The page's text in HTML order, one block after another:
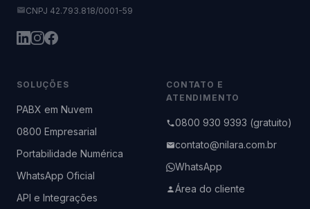
CNPJ 42.793.818/0001-59
SOLUÇÕES
PABX em Nuvem
0800 Empresarial
Portabilidade Numérica
WhatsApp Oficial
API e Integrações
CONTATO E
ATENDIMENTO
0800 930 9393 (gratuito)
contato@nilara.com.br
WhatsApp
Área do cliente